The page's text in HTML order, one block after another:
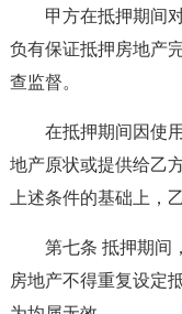
甲方在抵押期间
负有保证抵押房地产
查监督。
在抵押期间因使
地产原状或提供给乙
上述条件的基础上，
第七条 抵押期间
房地产不得重复设定